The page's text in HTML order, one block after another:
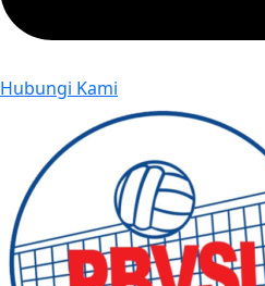
Hubungi Kami